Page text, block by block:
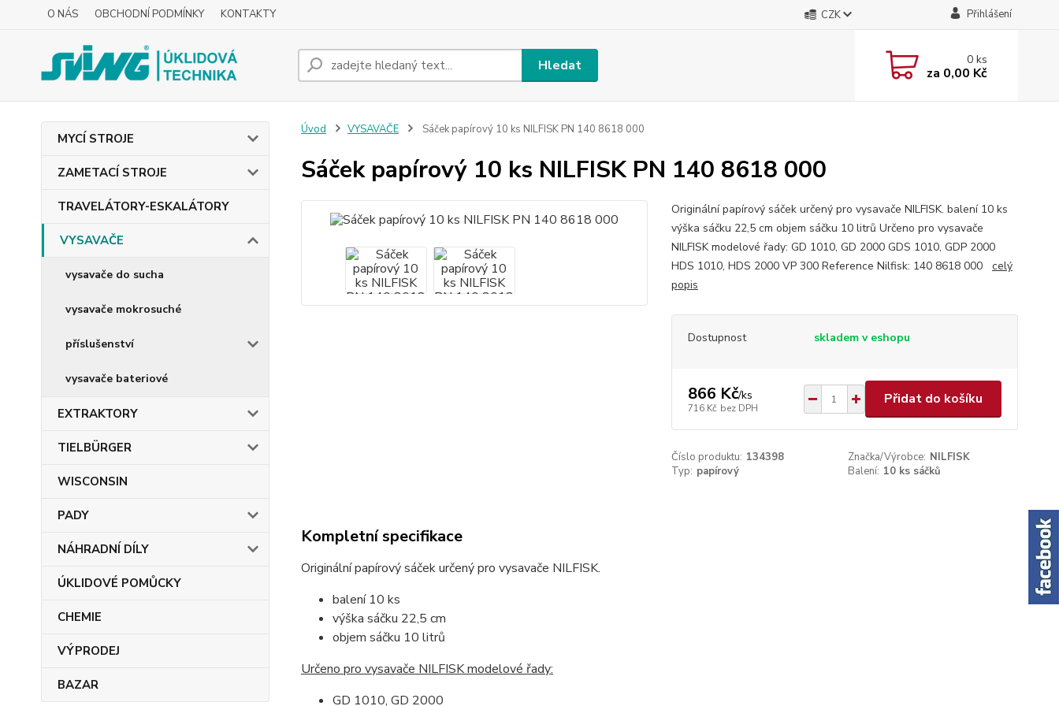
O NÁS OBCHODNÍ PODMÍNKY KONTAKTY CZK Přihlášení
Hledat 0ks
za 0,00 Kč
MYCÍ STROJE
ZAMETACÍ STROJE
TRAVELÁTORY-ESKALÁTORY
VYSAVAČE
vysavače do sucha
vysavače mokrosuché
příslušenství
vysavače bateriové
EXTRAKTORY
TIELBÜRGER
WISCONSIN
PADY
NÁHRADNÍ DÍLY
ÚKLIDOVÉ POMŮCKY
CHEMIE
VÝPRODEJ
BAZAR
Úvod VYSAVAČE Sáček papírový 10 ks NILFISK PN 140 8618 000
Sáček papírový 10 ks NILFISK PN 140 8618 000
Originální papírový sáček určený pro vysavače NILFISK. balení 10 ks
výška sáčku 22,5 cm objem sáčku 10 litrů Určeno pro vysavače
NILFISK modelové řady: GD 1010, GD 2000 GDS 1010, GDP 2000
HDS 1010, HDS 2000 VP 300 Reference Nilfisk: 140 8618 000 celý
popis
Dostupnost skladem v eshopu
866 Kč/ks
716 Kč bez DPH
Přidat do košíku
Číslo produktu: 134398 Značka/Výrobce: NILFISK
Typ: papírový Balení: 10 ks sáčků
Kompletní specifikace
Originální papírový sáček určený pro vysavače NILFISK.
balení 10 ks
výška sáčku 22,5 cm
objem sáčku 10 litrů
Určeno pro vysavače NILFISK modelové řady:
GD 1010, GD 2000